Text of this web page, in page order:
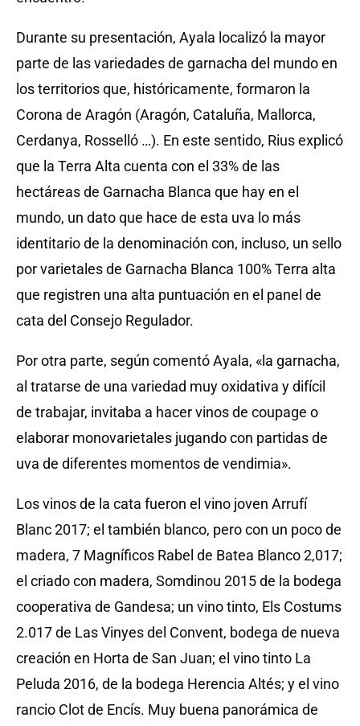
Durante su presentación, Ayala localizó la mayor
parte de las variedades de garnacha del mundo en
los territorios que, históricamente, formaron la
Corona de Aragón (Aragón, Cataluña, Mallorca,
Cerdanya, Rosselló …). En este sentido, Rius explicó
que la Terra Alta cuenta con el 33% de las
hectáreas de Garnacha Blanca que hay en el
mundo, un dato que hace de esta uva lo más
identitario de la denominación con, incluso, un sello
por varietales de Garnacha Blanca 100% Terra alta
que registren una alta puntuación en el panel de
cata del Consejo Regulador.
Por otra parte, según comentó Ayala, «la garnacha,
al tratarse de una variedad muy oxidativa y difícil
de trabajar, invitaba a hacer vinos de coupage o
elaborar monovarietales jugando con partidas de
uva de diferentes momentos de vendimia».
Los vinos de la cata fueron el vino joven Arrufí
Blanc 2017; el también blanco, pero con un poco de
madera, 7 Magníficos Rabel de Batea Blanco 2,017;
el criado con madera, Somdinou 2015 de la bodega
cooperativa de Gandesa; un vino tinto, Els Costums
2.017 de Las Vinyes del Convent, bodega de nueva
creación en Horta de San Juan; el vino tinto La
Peluda 2016, de la bodega Herencia Altés; y el vino
rancio Clot de Encís. Muy buena panorámica de